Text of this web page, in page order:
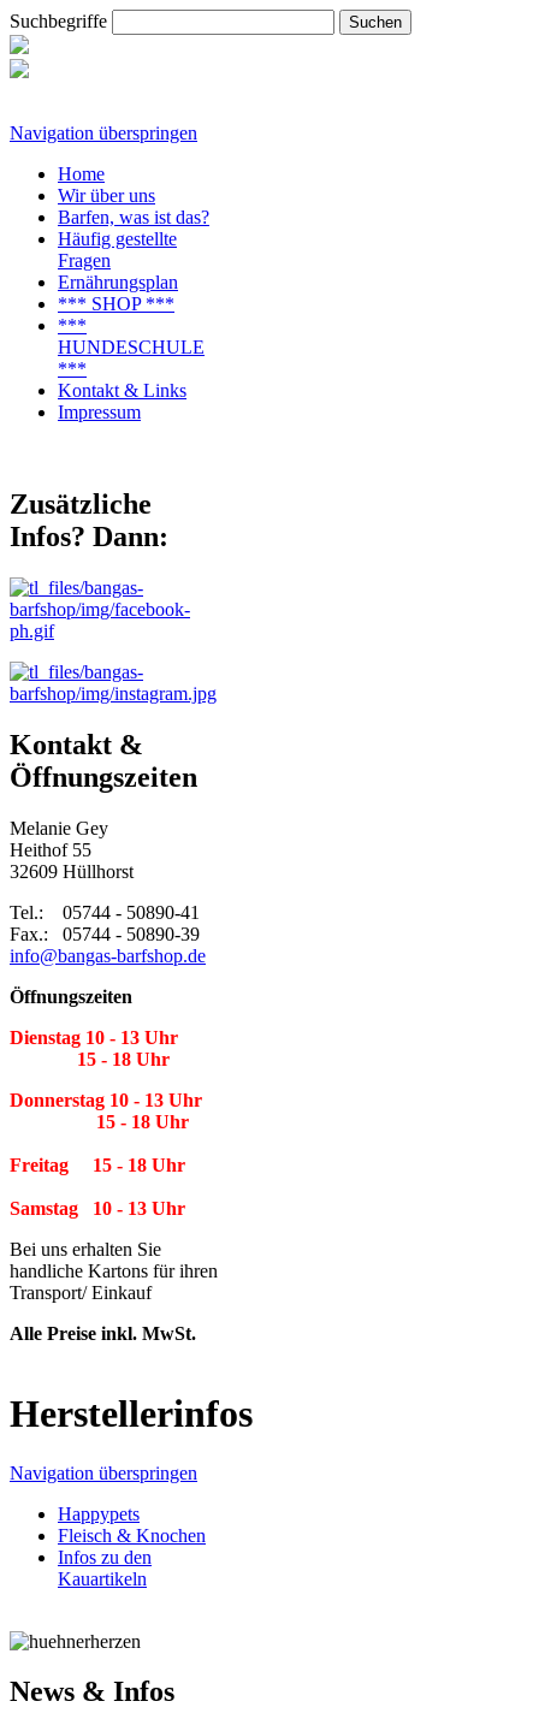
Suchbegriffe
Navigation überspringen
Home
Wir über uns
Barfen, was ist das?
Häufig gestellte
Fragen
Ernährungsplan
*** SHOP ***
***
HUNDESCHULE
***
Kontakt & Links
Impressum
Zusätzliche
Infos? Dann:
Kontakt &
Öffnungszeiten
Melanie Gey
Heithof 55
32609 Hüllhorst
Tel.: 05744 - 50890-41
Fax.: 05744 - 50890-39
info@bangas-barfshop.de
Öffnungszeiten
Dienstag 10 - 13 Uhr
15 - 18 Uhr
Donnerstag 10 - 13 Uhr
15 - 18 Uhr
Freitag 15 - 18 Uhr
Samstag 10 - 13 Uhr
Bei uns erhalten Sie
handliche Kartons für ihren
Transport/ Einkauf
Alle Preise inkl. MwSt.
Herstellerinfos
Navigation überspringen
Happypets
Fleisch & Knochen
Infos zu den
Kauartikeln
News & Infos